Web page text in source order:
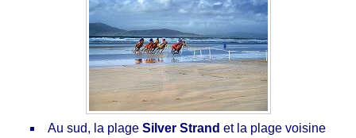
Au sud, la plage Silver Strand et la plage voisine